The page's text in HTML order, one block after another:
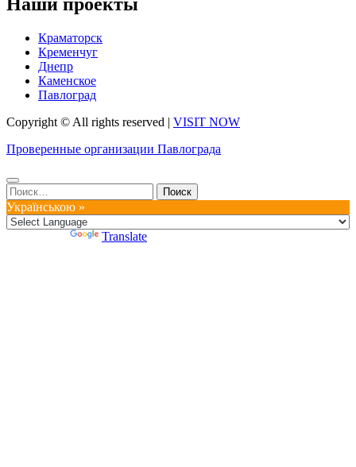
Краматорск
Кременчуг
Днепр
Каменское
Павлоград
Copyright © All rights reserved | VISIT NOW
Проверенные организации Павлограда
Найти:
Українською »
Translate